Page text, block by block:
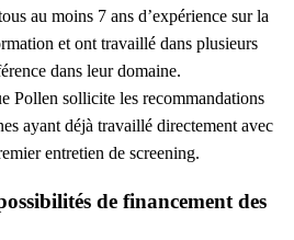
au moins 7 ans d’expérience sur la
et ont travaillé dans plusieurs
dans leur domaine.
Pollen sollicite les recommandations
ayant déjà travaillé directement avec
entretien de screening.
de financement des